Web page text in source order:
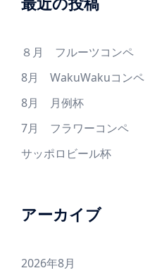
８月 フルーツコンペ
8月 WakuWakuコンペ
8月 月例杯
7月 フラワーコンペ
サッポロビール杯
アーカイブ
2026年8月